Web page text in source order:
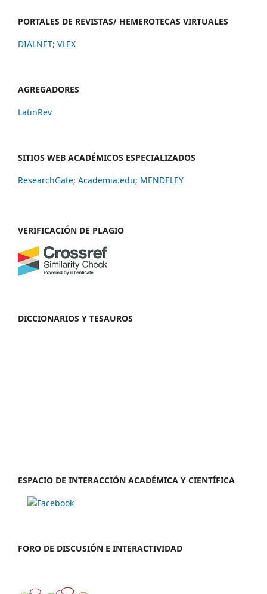
PORTALES DE REVISTAS/ HEMEROTECAS VIRTUALES
DIALNET; VLEX
AGREGADORES
LatinRev
SITIOS WEB ACADÉMICOS ESPECIALIZADOS
ResearchGate; Academia.edu; MENDELEY
VERIFICACIÓN DE PLAGIO
DICCIONARIOS Y TESAUROS
ESPACIO DE INTERACCIÓN ACADÉMICA Y CIENTÍFICA
FORO DE DISCUSIÓN E INTERACTIVIDAD